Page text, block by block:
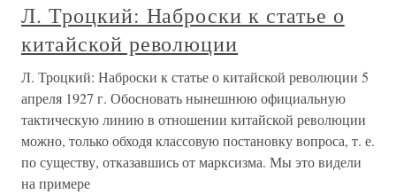
Л. Троцкий: Наброски к статье о
китайской революции
Л. Троцкий: Наброски к статье о китайской революции 5
апреля 1927 г. Обосновать нынешнюю официальную
тактическую линию в отношении китайской революции
можно, только обходя классовую постановку вопроса, т. е.
по существу, отказавшись от марксизма. Мы это видели
на примере